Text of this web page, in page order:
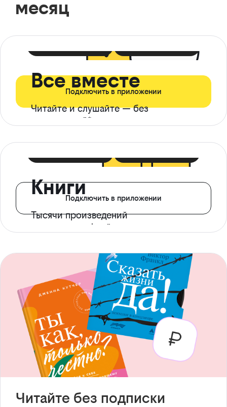
месяц
Все вместе
Читайте и слушайте — без
ограничений*
Подключить в приложении
Книги
Тысячи произведений
с доступом офлайн
Подключить в приложении
Читайте без подписки